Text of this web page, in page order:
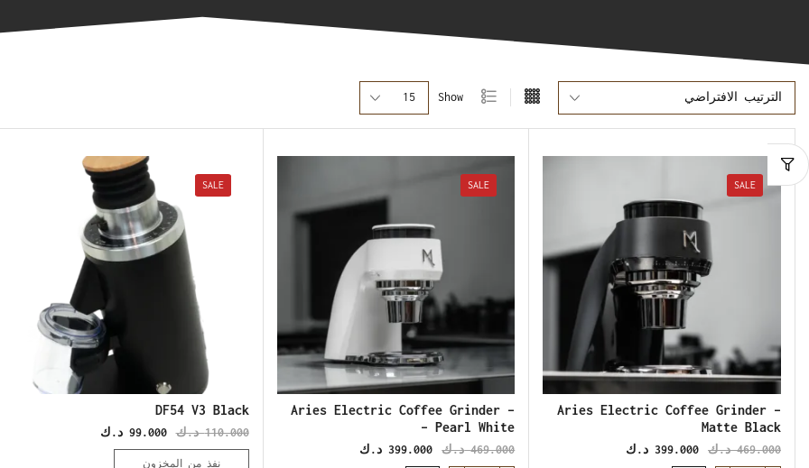
Show
SALE
Aries Electric Coffee Grinder –
Matte Black
469.000 د.ك 399.000 د.ك
SALE
Aries Electric Coffee Grinder –
Pearl White –
469.000 د.ك 399.000 د.ك
SALE
DF54 V3 Black
110.000 د.ك 99.000 د.ك
نفذ من المخزون